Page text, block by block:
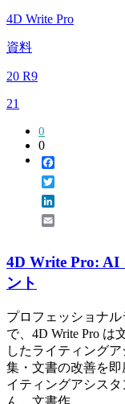
4D Write Pro
資料
20 R9
21
0
0
4D Write Pro: AI
ント
プロフェッショナ
で、4D Write Pro
したライティング
集・文書の改善を
イティングアシス
ん。文書作...